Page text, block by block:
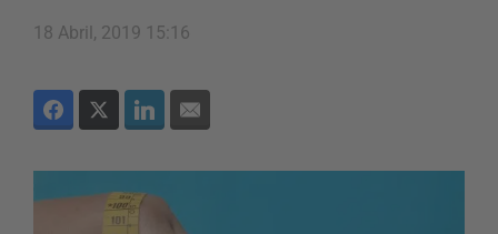
18 Abril, 2019 15:16